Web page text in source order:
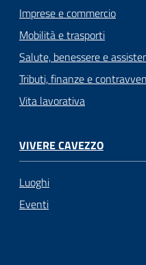
Imprese e commercio
Mobilità e trasporti
Salute, benessere e
Tributi, finanze e
Vita lavorativa
VIVERE CAVEZZO
Luoghi
Eventi